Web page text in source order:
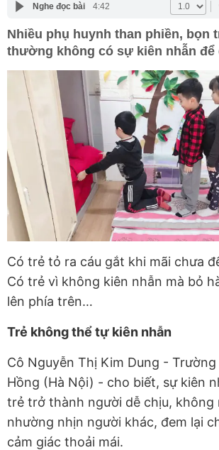
Nghe đọc bài 4:42
Nhiều phụ huynh than phiền, bọn
thường không có sự kiên nhẫn
Có trẻ tỏ ra cáu gắt khi mãi chưa
Có trẻ vì không kiên nhẫn mà bỏ
lên phía trên…
Trẻ không thể tự kiên nhẫn
Cô Nguyễn Thị Kim Dung -
Hồng (Hà Nội) - cho biết, sự kiên
trẻ trở thành người dễ chịu, không
nhường nhịn người khác, đem lại
cảm giác thoải mái.